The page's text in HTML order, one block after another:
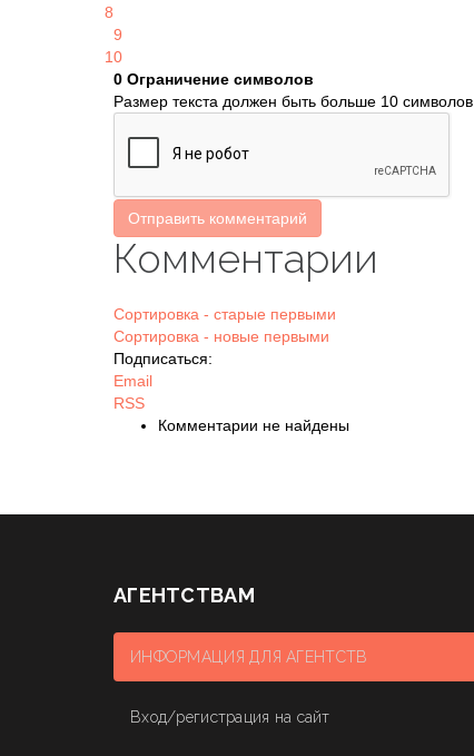
8
9
10
0 Ограничение символов
Размер текста должен быть больше 10 символов
Отправить комментарий
Комментарии
Сортировка - старые первыми
Сортировка - новые первыми
Подписаться:
Email
RSS
Комментарии не найдены
АГЕНТСТВАМ
ИНФОРМАЦИЯ ДЛЯ АГЕНТСТВ
Вход/регистрация на сайт